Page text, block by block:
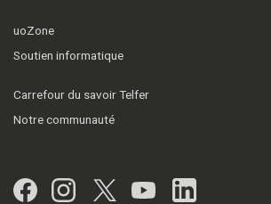
uoZone
Soutien informatique
Carrefour du savoir Telfer
Notre communauté
Facebook
Instagram
Twitter
YouTubeLinkedIn